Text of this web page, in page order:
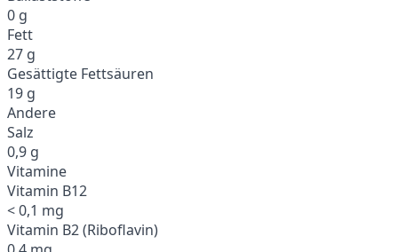
0 g
Fett
27 g
Gesättigte Fettsäuren
19 g
Andere
Salz
0,9 g
Vitamine
Vitamin B12
< 0,1 mg
Vitamin B2 (Riboflavin)